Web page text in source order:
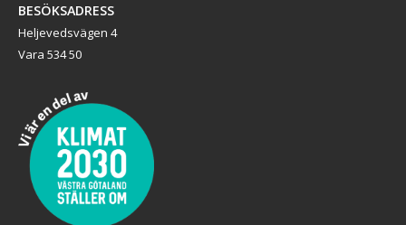
BESÖKSADRESS
Heljevedsvägen 4
Vara 534 50